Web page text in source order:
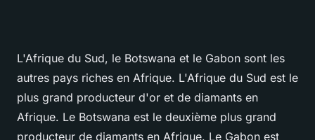
L'Afrique du Sud, le Botswana et le Gabon sont les
autres pays riches en Afrique. L'Afrique du Sud est le
plus grand producteur d'or et de diamants en
Afrique. Le Botswana est le deuxième plus grand
producteur de diamants en Afrique. Le Gabon est